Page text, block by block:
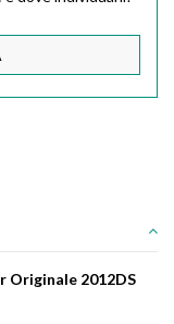
Originale 2012DS